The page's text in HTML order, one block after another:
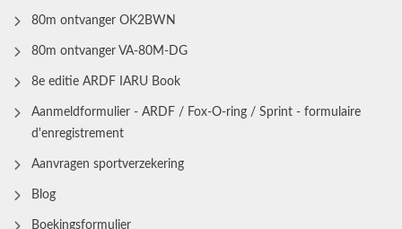
80m ontvanger OK2BWN
80m ontvanger VA-80M-DG
8e editie ARDF IARU Book
Aanmeldformulier - ARDF / Fox-O-ring / Sprint - formulaire
d'enregistrement
Aanvragen sportverzekering
Blog
Boekingsformulier